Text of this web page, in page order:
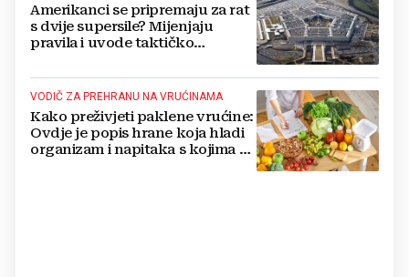
Amerikanci se pripremaju za rat
s dvije supersile? Mijenjaju
pravila i uvode taktičko
VODIČ ZA PREHRANU NA VRUĆINAMA
Kako preživjeti paklene vrućine:
Ovdje je popis hrane koja hladi
organizam i napitaka s kojima si